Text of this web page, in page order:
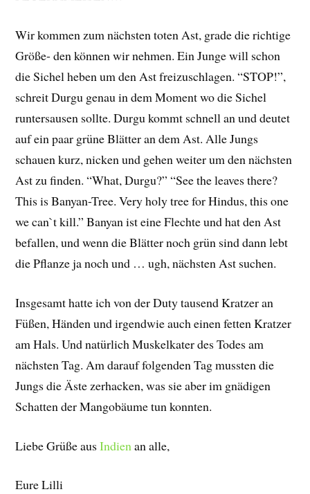
Wir kommen zum nächsten toten Ast, grade die richtige
Größe- den können wir nehmen. Ein Junge will schon
die Sichel heben um den Ast freizuschlagen. “STOP!”,
schreit Durgu genau in dem Moment wo die Sichel
runtersausen sollte. Durgu kommt schnell an und deutet
auf ein paar grüne Blätter an dem Ast. Alle Jungs
schauen kurz, nicken und gehen weiter um den nächsten
Ast zu finden. “What, Durgu?” “See the leaves there?
This is Banyan-Tree. Very holy tree for Hindus, this one
we can`t kill.” Banyan ist eine Flechte und hat den Ast
befallen, und wenn die Blätter noch grün sind dann lebt
die Pflanze ja noch und … ugh, nächsten Ast suchen.
Insgesamt hatte ich von der Duty tausend Kratzer an
Füßen, Händen und irgendwie auch einen fetten Kratzer
am Hals. Und natürlich Muskelkater des Todes am
nächsten Tag. Am darauf folgenden Tag mussten die
Jungs die Äste zerhacken, was sie aber im gnädigen
Schatten der Mangobäume tun konnten.
Liebe Grüße ausIndien an alle,
Eure Lilli